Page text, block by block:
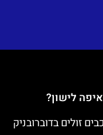
איפה לישון?